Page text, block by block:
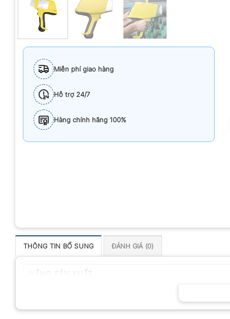
Miễn phí giao hàng
Hỗ trợ 24/7
Hàng chính hãng 100%
THÔNG TIN BỔ SUNG ĐÁNH GIÁ (0)